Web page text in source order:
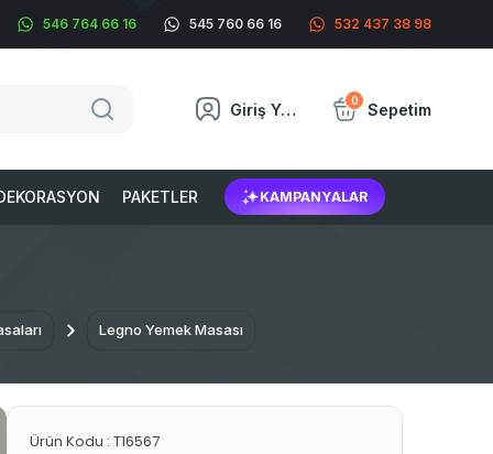
546 764 66 16 545 760 66 16 532 437 38 98
Giriş Yap 0 Sepetim
PAKETLER KAMPANYALAR
Legno Yemek Masası
Ürün Kodu : T16567